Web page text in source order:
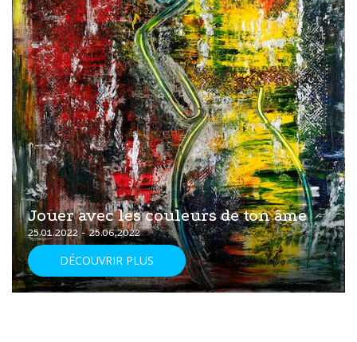
Jouer avec les couleurs de ton âme
25.01.2022 - 25.06.2022
DÉCOUVRIR PLUS